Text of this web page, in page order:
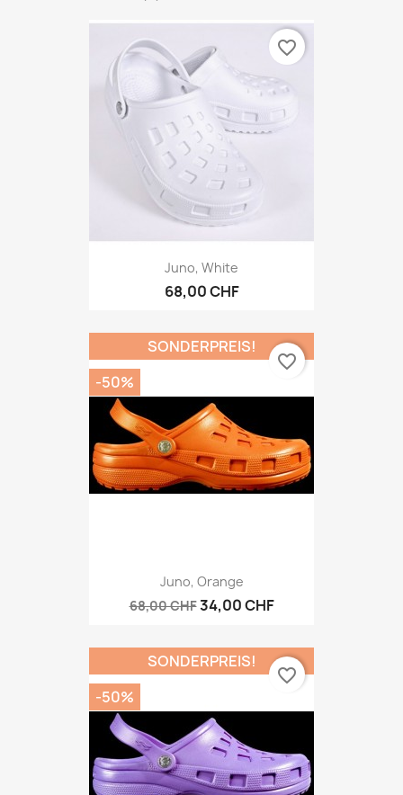
Juno, White
68,00 CHF
favorite_border
Juno, Orange
68,00 CHF34,00 CHF
SONDERPREIS!
-50%
favorite_border
SONDERPREIS!
-50%
favorite_border